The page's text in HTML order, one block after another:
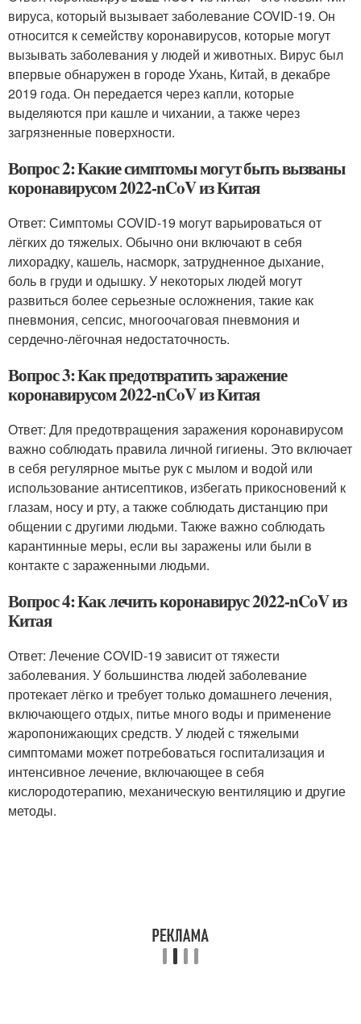
вируса, который вызывает заболевание COVID-19. Он
относится к семейству коронавирусов, которые могут
вызывать заболевания у людей и животных. Вирус был
впервые обнаружен в городе Ухань, Китай, в декабре
2019 года. Он передается через капли, которые
выделяются при кашле и чихании, а также через
загрязненные поверхности.
Вопрос 2: Какие симптомы могут быть вызваны
коронавирусом 2022-nCoV из Китая
Ответ: Симптомы COVID-19 могут варьироваться от
лёгких до тяжелых. Обычно они включают в себя
лихорадку, кашель, насморк, затрудненное дыхание,
боль в груди и одышку. У некоторых людей могут
развиться более серьезные осложнения, такие как
пневмония, сепсис, многоочаговая пневмония и
сердечно-лёгочная недостаточность.
Вопрос 3: Как предотвратить заражение
коронавирусом 2022-nCoV из Китая
Ответ: Для предотвращения заражения коронавирусом
важно соблюдать правила личной гигиены. Это включает
в себя регулярное мытье рук с мылом и водой или
использование антисептиков, избегать прикосновений к
глазам, носу и рту, а также соблюдать дистанцию при
общении с другими людьми. Также важно соблюдать
карантинные меры, если вы заражены или были в
контакте с зараженными людьми.
Вопрос 4: Как лечить коронавирус 2022-nCoV из
Китая
Ответ: Лечение COVID-19 зависит от тяжести
заболевания. У большинства людей заболевание
протекает лёгко и требует только домашнего лечения,
включающего отдых, питье много воды и применение
жаропонижающих средств. У людей с тяжелыми
симптомами может потребоваться госпитализация и
интенсивное лечение, включающее в себя
кислородотерапию, механическую вентиляцию и другие
методы.